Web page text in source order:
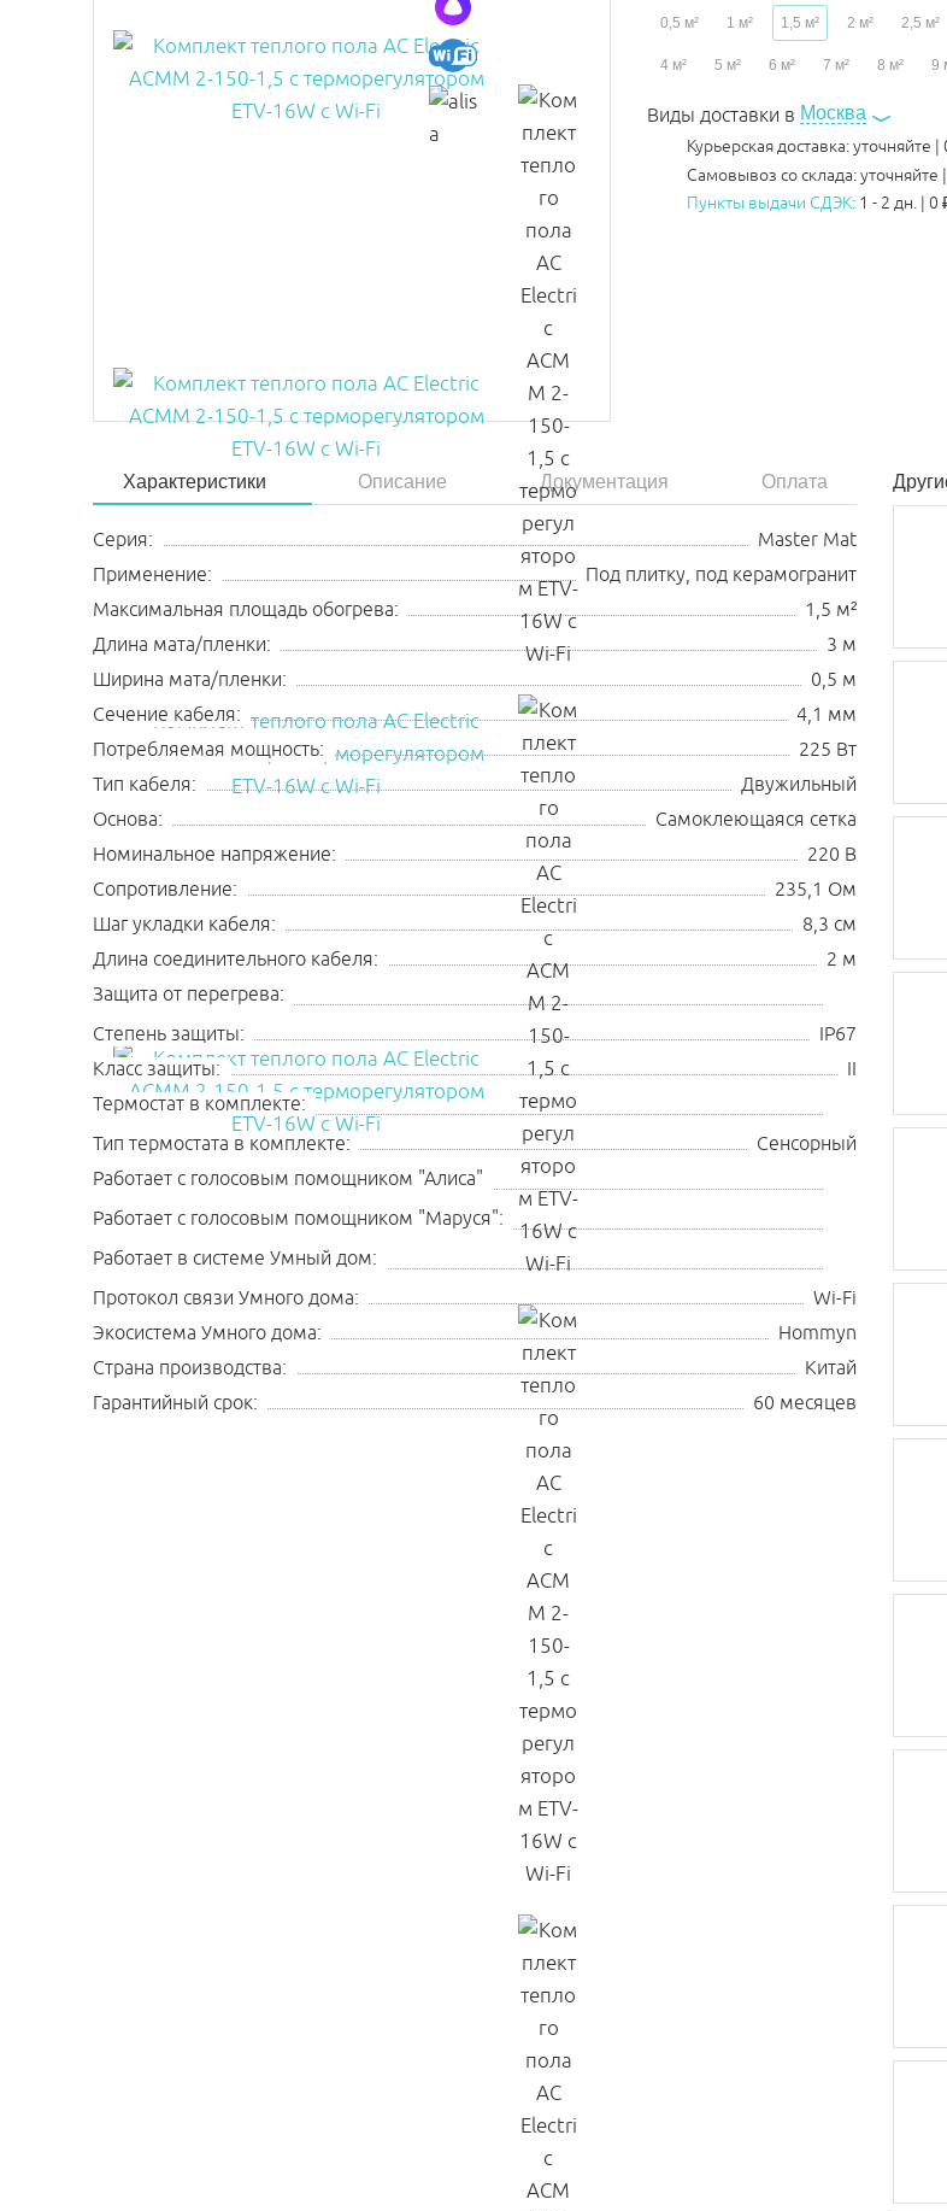
0,5 м² 1 м² 1,5 м² 2 м² 2,5 м²
4 м² 5 м² 6 м² 7 м² 8 м² 9
Виды доставки в Москва
Курьерская доставка:уточняйте |
Самовывоз со склада:уточняйте
Пункты выдачи СДЭК: 1 - 2 дн. | 0
Характеристики Описание Документация Оплата
Серия:
Master Mat
Применение:
Под плитку, под керамогранит
Максимальная площадь обогрева:
1,5 м²
Длина мата/пленки:
3 м
Ширина мата/пленки:
0,5 м
Сечение кабеля:
4,1 мм
Потребляемая мощность:
225 Вт
Тип кабеля:
Двужильный
Основа:
Самоклеющаяся сетка
Номинальное напряжение:
220 В
Сопротивление:
235,1 Ом
Шаг укладки кабеля:
8,3 см
Длина соединительного кабеля:
2 м
Защита от перегрева:
Степень защиты:
IP67
Класс защиты:
II
Термостат в комплекте:
Тип термостата в комплекте:
Сенсорный
Работает с голосовым помощником "Алиса"
Работает с голосовым помощником "Маруся":
Работает в системе Умный дом:
Протокол связи Умного дома:
Wi-Fi
Экосистема Умного дома:
Hommyn
Страна производства:
Китай
Гарантийный срок:
60 месяцев